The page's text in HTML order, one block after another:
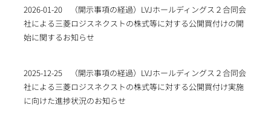
2026-01-20
（開示事項の経過）LVJホールディングス２合同会
社による三菱ロジスネクストの株式等に対する公開買付けの開
始に関するお知らせ
2025-12-25
（開示事項の経過）LVJホールディングス２合同会
社による三菱ロジスネクストの株式等に対する公開買付け実施
に向けた進捗状況のお知らせ